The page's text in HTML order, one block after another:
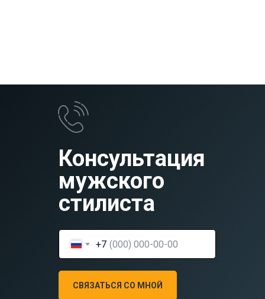
Консультация
мужского
стилиста
+7
СВЯЗАТЬСЯ СО МНОЙ